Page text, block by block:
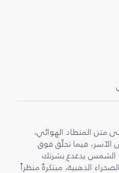
متن المنطاد الهوائي،
فيما تحلّق فوق
الشمس يدغدغ بشرتك
الذهبية، مبتكرةً منظراً